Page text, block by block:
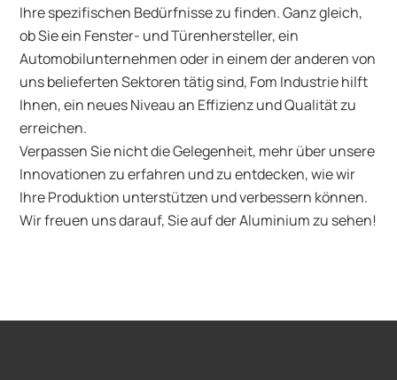
Ihre spezifischen Bedürfnisse zu finden. Ganz gleich,
ob Sie ein Fenster- und Türenhersteller, ein
Automobilunternehmen oder in einem der anderen von
uns belieferten Sektoren tätig sind, Fom Industrie hilft
Ihnen, ein neues Niveau an Effizienz und Qualität zu
erreichen.
Verpassen Sie nicht die Gelegenheit, mehr über unsere
Innovationen zu erfahren und zu entdecken, wie wir
Ihre Produktion unterstützen und verbessern können.
Wir freuen uns darauf, Sie auf der Aluminium zu sehen!